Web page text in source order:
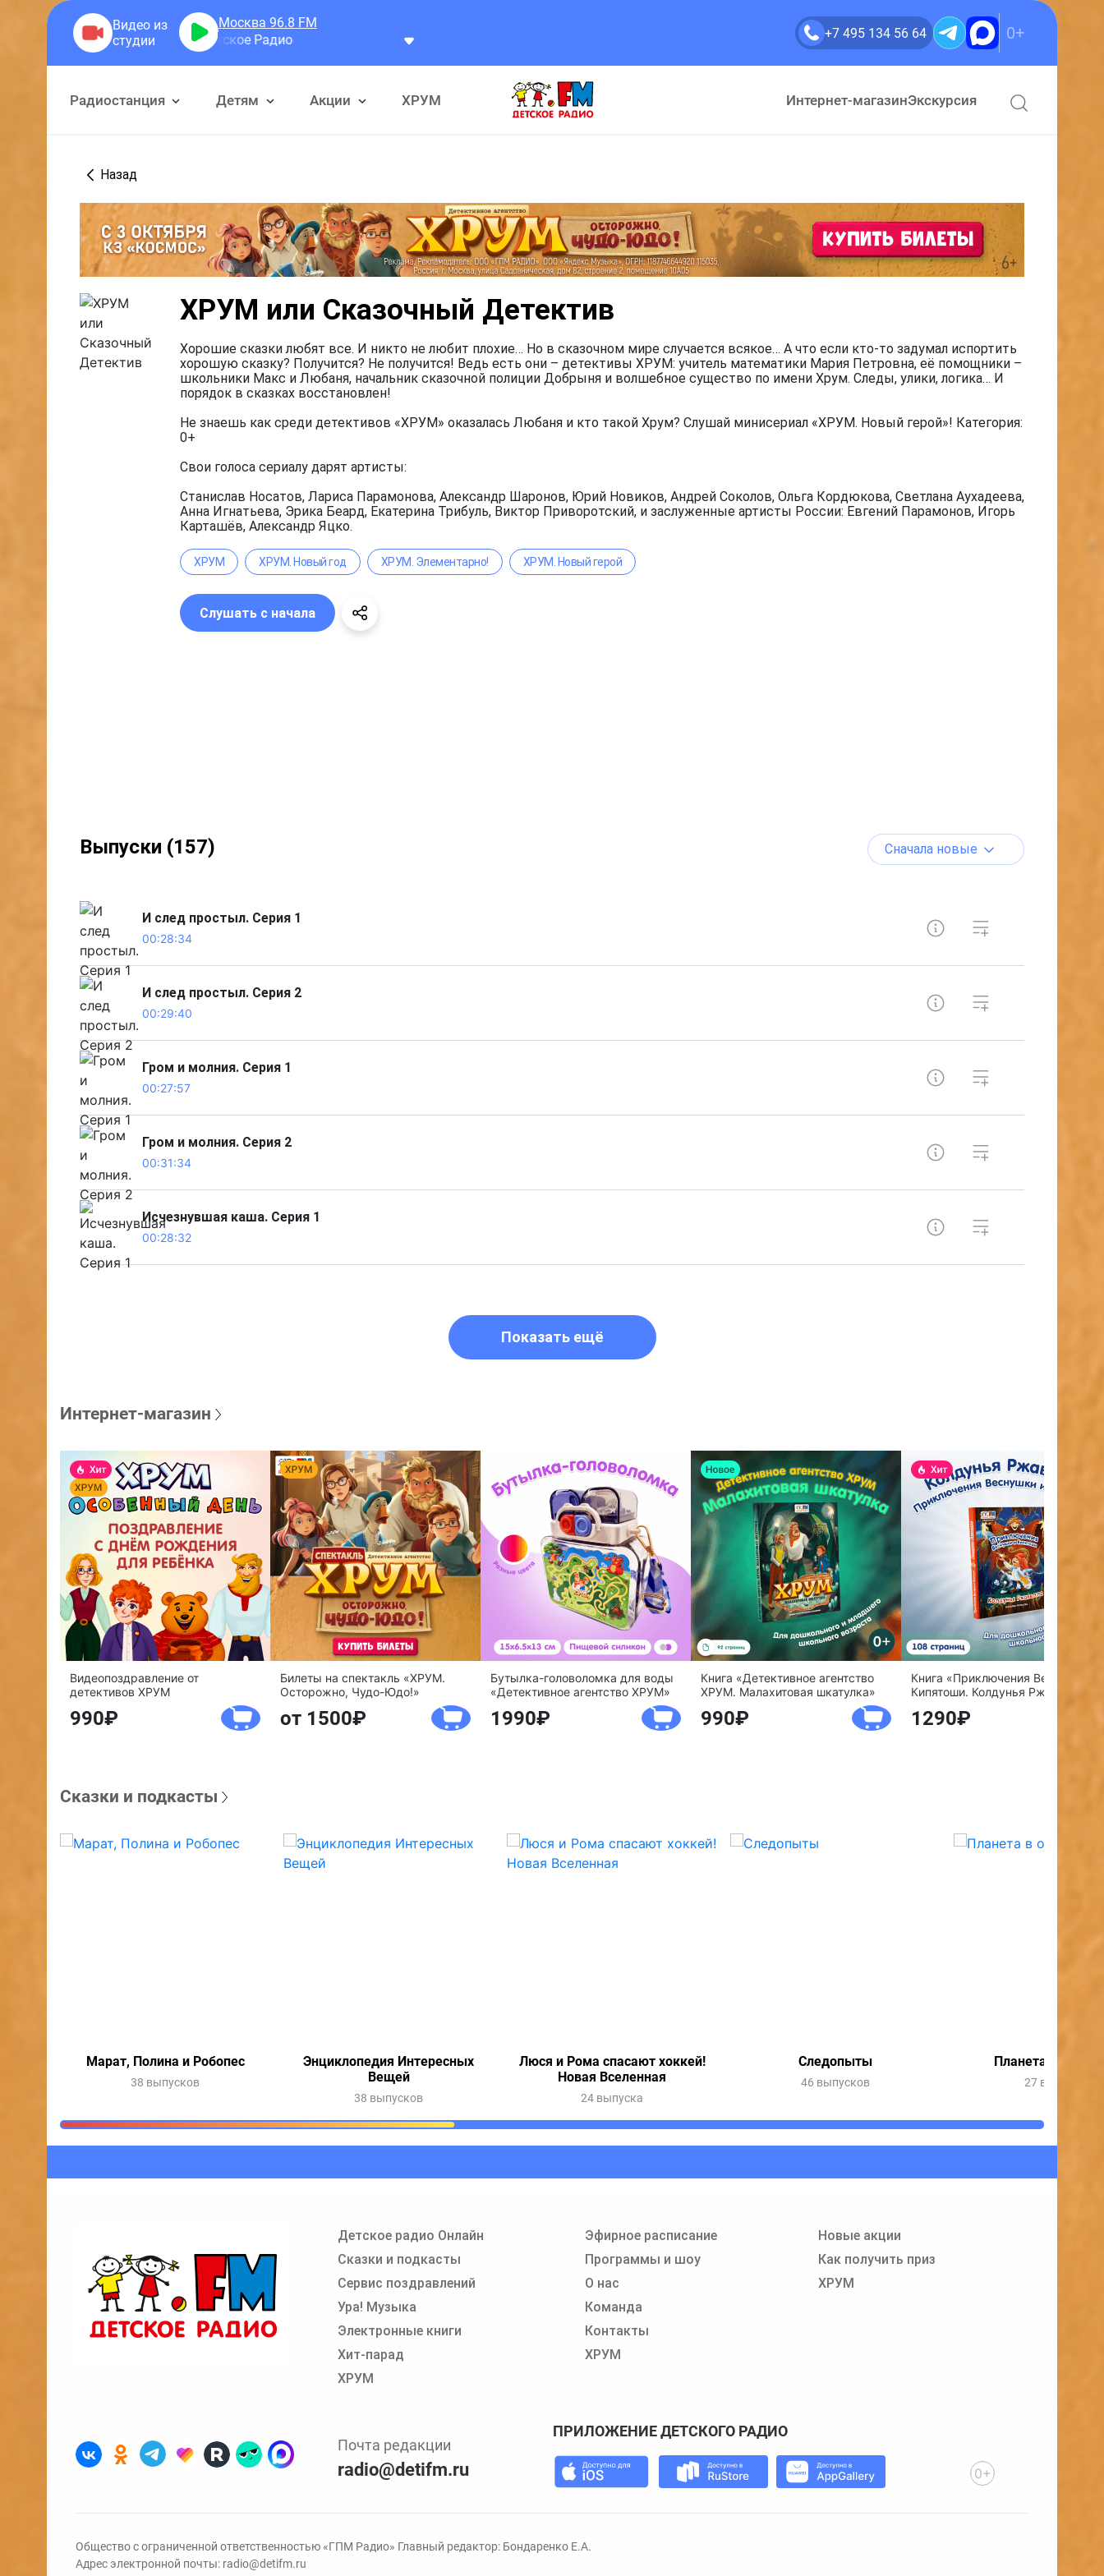
Москва 96.8 FM
Детское Радио
+7 495 134 56 64 0+
Радиостанция Детям Акции ХРУМ Интернет-магазинЭкскурсия
Очередь прослушивания
Добавьте в очередь прослушивания другие записи программ или сказок
Назад
ХРУМ или Сказочный Детектив
Хорошие сказки любят все. И никто не любит плохие… Но в сказочном мире случается всякое… А что если кто-то задумал испортить
хорошую сказку? Получится? Не получится! Ведь есть они – детективы ХРУМ: учитель математики Мария Петровна, её помощники –
школьники Макс и Любаня, начальник сказочной полиции Добрыня и волшебное существо по имени Хрум. Следы, улики, логика… И
порядок в сказках восстановлен!
Не знаешь как среди детективов «ХРУМ» оказалась Любаня и кто такой Хрум? Слушай минисериал «ХРУМ. Новый герой»! Категория:
0+
Свои голоса сериалу дарят артисты:
Станислав Носатов, Лариса Парамонова, Александр Шаронов, Юрий Новиков, Андрей Соколов, Ольга Кордюкова, Светлана Аухадеева,
Анна Игнатьева, Эрика Беард, Екатерина Трибуль, Виктор Приворотский, и заслуженные артисты России: Евгений Парамонов, Игорь
Карташёв, Александр Яцко.
ХРУМ ХРУМ. Новый год ХРУМ. Элементарно! ХРУМ. Новый герой
Слушать с начала
Выпуски (157) Сначала новые
И след простыл. Серия 1
00:28:34
И след простыл. Серия 2
00:29:40
Гром и молния. Серия 1
00:27:57
Гром и молния. Серия 2
00:31:34
Исчезнувшая каша. Серия 1
00:28:32
Показать ещё
Интернет-магазин
Видеопоздравление от
детективов ХРУМ
990
Билеты на спектакль «ХРУМ.
Осторожно, Чудо-Юдо!»
от 1500
Бутылка-головоломка для воды
«Детективное агентство ХРУМ»
1990
Книга «Детективное агентство
ХРУМ. Малахитовая шкатулка»
990
Книга «Приключения Веснушки и
Кипятоши. Колдунья Ржавелла»
1290
Сказки и подкасты
Марат, Полина и Робопес
38 выпусков
Энциклопедия Интересных
Вещей
38 выпусков
Люся и Рома спасают хоккей!
Новая Вселенная
24 выпуска
Следопыты
46 выпусков
Планета в
27 выпусков
Детское радио Онлайн
Сказки и подкасты
Сервис поздравлений
Ура! Музыка
Электронные книги
Хит-парад
ХРУМ
Эфирное расписание
Программы и шоу
О нас
Команда
Контакты
ХРУМ
Новые акции
Как получить приз
ХРУМ
Почта редакции
radio@detifm.ru
ПРИЛОЖЕНИЕ ДЕТСКОГО РАДИО
0+
Общество с ограниченной ответственностью «ГПМ Радио» Главный редактор: Бондаренко Е.А.
Адрес электронной почты: radio@detifm.ru